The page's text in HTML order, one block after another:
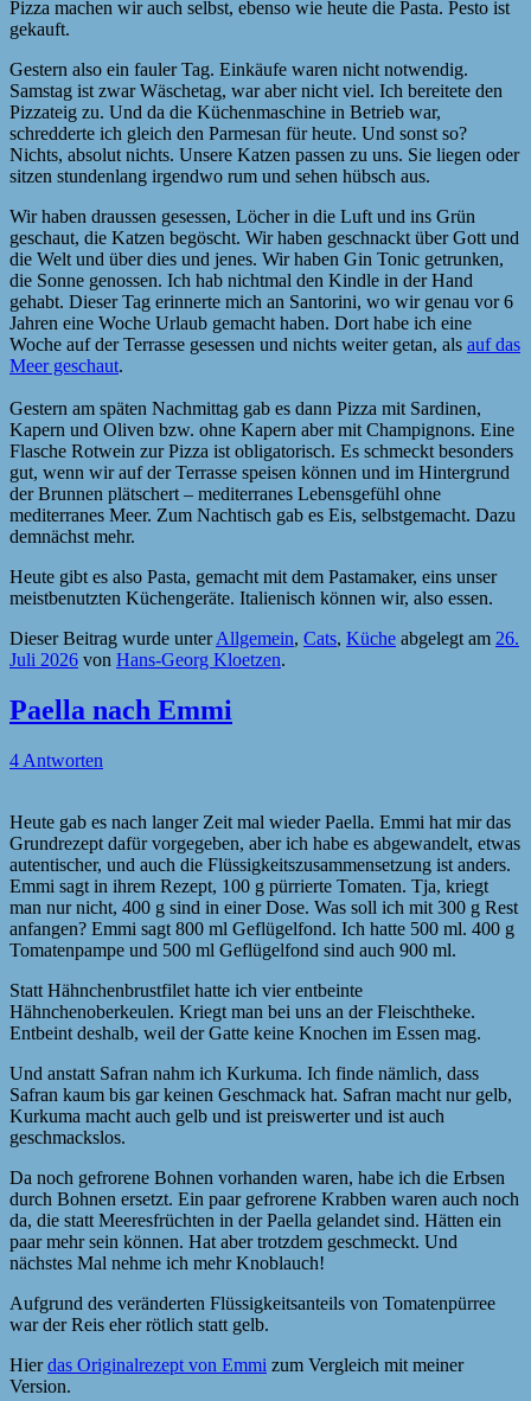
Pizza machen wir auch selbst, ebenso wie heute die Pasta. Pesto ist
gekauft.
Gestern also ein fauler Tag. Einkäufe waren nicht notwendig.
Samstag ist zwar Wäschetag, war aber nicht viel. Ich bereitete den
Pizzateig zu. Und da die Küchenmaschine in Betrieb war,
schredderte ich gleich den Parmesan für heute. Und sonst so?
Nichts, absolut nichts. Unsere Katzen passen zu uns. Sie liegen oder
sitzen stundenlang irgendwo rum und sehen hübsch aus.
Wir haben draussen gesessen, Löcher in die Luft und ins Grün
geschaut, die Katzen begöscht. Wir haben geschnackt über Gott und
die Welt und über dies und jenes. Wir haben Gin Tonic getrunken,
die Sonne genossen. Ich hab nichtmal den Kindle in der Hand
gehabt. Dieser Tag erinnerte mich an Santorini, wo wir genau vor 6
Jahren eine Woche Urlaub gemacht haben. Dort habe ich eine
Woche auf der Terrasse gesessen und nichts weiter getan, als auf das
Meer geschaut.
Gestern am späten Nachmittag gab es dann Pizza mit Sardinen,
Kapern und Oliven bzw. ohne Kapern aber mit Champignons. Eine
Flasche Rotwein zur Pizza ist obligatorisch. Es schmeckt besonders
gut, wenn wir auf der Terrasse speisen können und im Hintergrund
der Brunnen plätschert – mediterranes Lebensgefühl ohne
mediterranes Meer. Zum Nachtisch gab es Eis, selbstgemacht. Dazu
demnächst mehr.
Heute gibt es also Pasta, gemacht mit dem Pastamaker, eins unser
meistbenutzten Küchengeräte. Italienisch können wir, also essen.
Dieser Beitrag wurde unterAllgemein, Cats, Küche abgelegt am 26.
Juli 2026 von Hans-Georg Kloetzen.
Paella nach Emmi
4 Antworten
Heute gab es nach langer Zeit mal wieder Paella. Emmi hat mir das
Grundrezept dafür vorgegeben, aber ich habe es abgewandelt, etwas
autentischer, und auch die Flüssigkeitszusammensetzung ist anders.
Emmi sagt in ihrem Rezept, 100 g pürrierte Tomaten. Tja, kriegt
man nur nicht, 400 g sind in einer Dose. Was soll ich mit 300 g Rest
anfangen? Emmi sagt 800 ml Geflügelfond. Ich hatte 500 ml. 400 g
Tomatenpampe und 500 ml Geflügelfond sind auch 900 ml.
Statt Hähnchenbrustfilet hatte ich vier entbeinte
Hähnchenoberkeulen. Kriegt man bei uns an der Fleischtheke.
Entbeint deshalb, weil der Gatte keine Knochen im Essen mag.
Und anstatt Safran nahm ich Kurkuma. Ich finde nämlich, dass
Safran kaum bis gar keinen Geschmack hat. Safran macht nur gelb,
Kurkuma macht auch gelb und ist preiswerter und ist auch
geschmackslos.
Da noch gefrorene Bohnen vorhanden waren, habe ich die Erbsen
durch Bohnen ersetzt. Ein paar gefrorene Krabben waren auch noch
da, die statt Meeresfrüchten in der Paella gelandet sind. Hätten ein
paar mehr sein können. Hat aber trotzdem geschmeckt. Und
nächstes Mal nehme ich mehr Knoblauch!
Aufgrund des veränderten Flüssigkeitsanteils von Tomatenpürree
war der Reis eher rötlich statt gelb.
Hierdas Originalrezept von Emmi zum Vergleich mit meiner
Version.